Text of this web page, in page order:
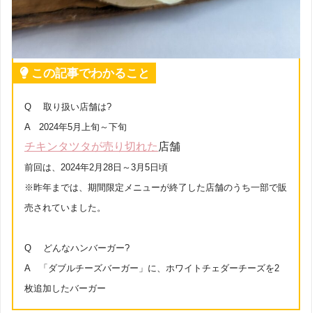
この記事でわかること
Q 取り扱い店舗は?
A 2024年5月上旬～下旬
チキンタツタが売り切れた 店舗
前回は、2024年2月28日～3月5日頃
※昨年までは、期間限定メニューが終了した店舗のうち一部で販
売されていました。
Q どんなハンバーガー?
A 「ダブルチーズバーガー」に、ホワイトチェダーチーズを2
枚追加したバーガー